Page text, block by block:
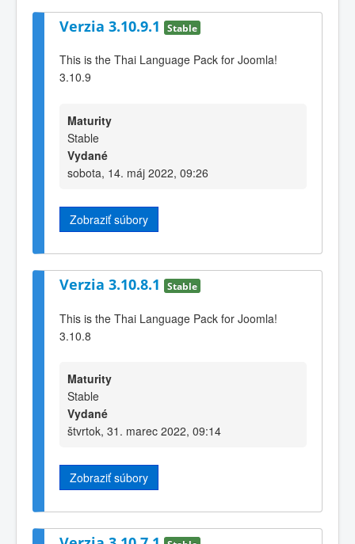
Verzia 3.10.9.1 Stable
This is the Thai Language Pack for Joomla!
3.10.9
Maturity
Stable
Vydané
sobota, 14. máj 2022, 09:26
Zobraziť súbory
Verzia 3.10.8.1 Stable
This is the Thai Language Pack for Joomla!
3.10.8
Maturity
Stable
Vydané
štvrtok, 31. marec 2022, 09:14
Zobraziť súbory